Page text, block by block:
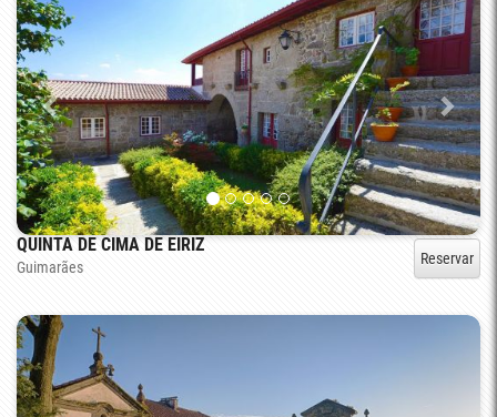
QUINTA DE CIMA DE EIRIZ
Guimarães Reservar